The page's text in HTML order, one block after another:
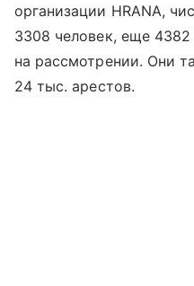
организации HRANA,
3308 человек, еще 4382
на рассмотрении. Они
24 тыс. арестов.